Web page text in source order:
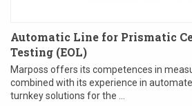
Automatic Line for Prismatic
Testing (EOL)
Marposs offers its competences in
combined with its experience in
turnkey solutions for the ...